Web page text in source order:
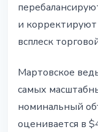
и корректируют
всплеск
Мартовское
самых
номинальный
оценивается в